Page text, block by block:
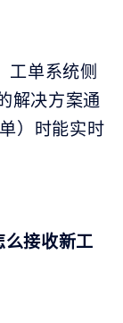
工单系统侧
解决方案通
）时能实时
接收新工